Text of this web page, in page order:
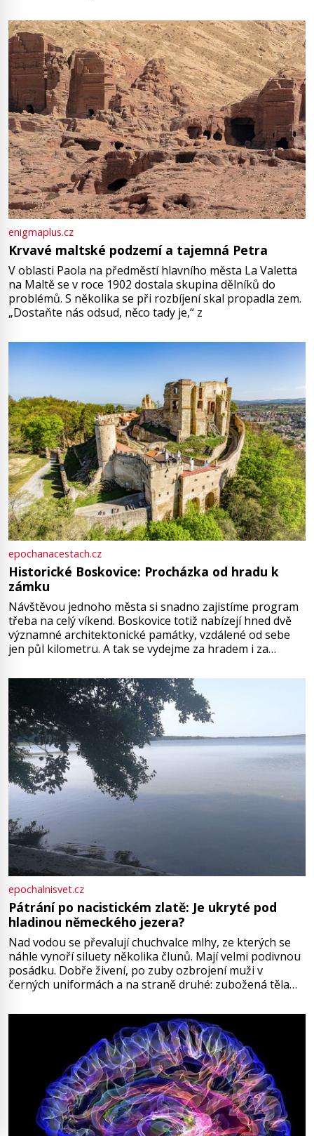
enigmaplus.cz
Krvavé maltské podzemí a tajemná Petra
V oblasti Paola na předměstí hlavního města La Valetta
na Maltě se v roce 1902 dostala skupina dělníků do
problémů. S několika se při rozbíjení skal propadla zem.
„Dostaňte nás odsud, něco tady je,“ z
epochanacestach.cz
Historické Boskovice: Procházka od hradu k
zámku
Návštěvou jednoho města si snadno zajistíme program
třeba na celý víkend. Boskovice totiž nabízejí hned dvě
významné architektonické památky, vzdálené od sebe
jen půl kilometru. A tak se vydejme za hradem i za
Boskovice na okraji Drahanské vrchoviny vznikla někdy
ve13. století, a už v roce 1313 kronikáři zaznamenali
epochalnisvet.cz
Pátrání po nacistickém zlatě: Je ukryté pod
hladinou německého jezera?
Nad vodou se převalují chuchvalce mlhy, ze kterých se
náhle vynoří siluety několika člunů. Mají velmi podivnou
posádku. Dobře živení, po zuby ozbrojení muži v
černých uniformách a na straně druhé: zubožená těla
přízračná scéna znamená? Je jaro roku 1945, druhá
světová válka se chýlí ke konci. Jezero Stolpsee